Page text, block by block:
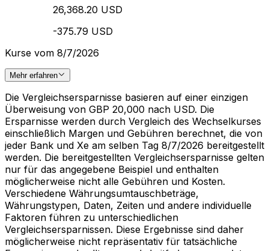
26,368.20 USD
-375.79 USD
Kurse vom 8/7/2026
Mehr erfahren
Die Vergleichsersparnisse basieren auf einer einzigen
Überweisung von GBP 20,000 nach USD. Die
Ersparnisse werden durch Vergleich des Wechselkurses
einschließlich Margen und Gebühren berechnet, die von
jeder Bank und Xe am selben Tag 8/7/2026 bereitgestellt
werden. Die bereitgestellten Vergleichsersparnisse gelten
nur für das angegebene Beispiel und enthalten
möglicherweise nicht alle Gebühren und Kosten.
Verschiedene Währungsumtauschbeträge,
Währungstypen, Daten, Zeiten und andere individuelle
Faktoren führen zu unterschiedlichen
Vergleichsersparnissen. Diese Ergebnisse sind daher
möglicherweise nicht repräsentativ für tatsächliche